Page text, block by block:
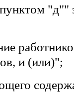
"д""
и (или)";